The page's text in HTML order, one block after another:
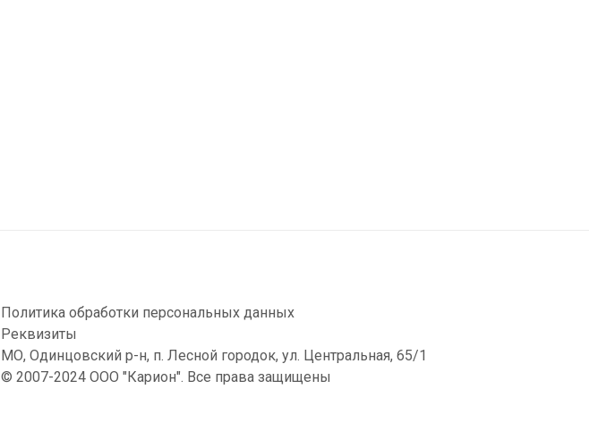
Политика обработки персональных данных
Реквизиты
МО, Одинцовский р-н, п. Лесной городок, ул. Центральная, 65/1
© 2007-2024 OOO "Карион". Все права защищены